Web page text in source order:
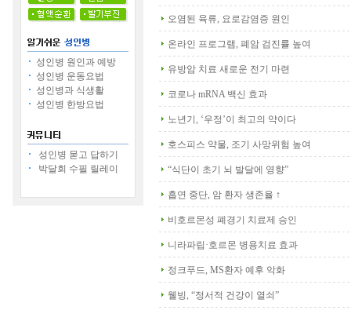
성인병 원인과 예방
성인병 운동요법
성인병과 식생활
성인병 한방요법
성인병 묻고 답하기
박달회 수필 릴레이
오염된 육류, 요로감염증 원인
온라인 프로그램, 폐암 검진률 높여
유방암 치료 새로운 전기 마련
코로나 mRNA 백신 효과
노년기, ‘우정’이 최고의 약이다
호스피스 약물, 조기 사망위험 높여
“식단이 초기 뇌 발달에 영향”
흡연 중단, 암 환자 생존율 ↑
비호르몬성 폐경기 치료제 승인
니라파립·호르몬 병용치료 효과
정크푸드, MS환자 예후 악화
웰빙, “정서적 건강이 열쇠”